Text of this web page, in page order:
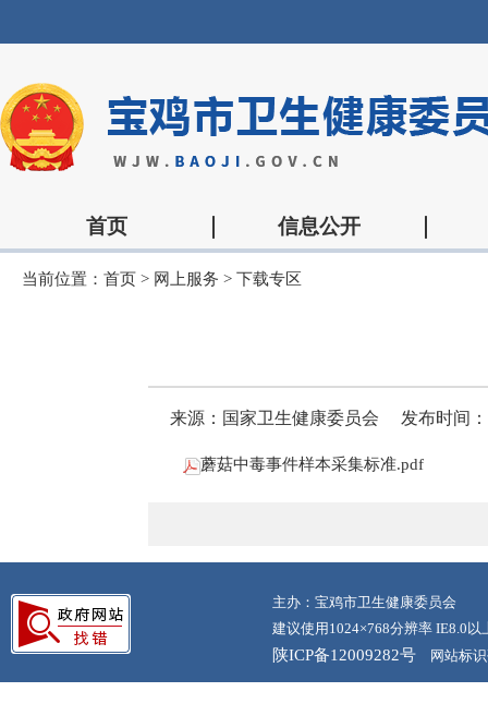
首页 信息公开
当前位置： 首页 > 网上服务 > 下载专区
来源：国家卫生健康委员会 发布时间
蘑菇中毒事件样本采集标准.pdf
主办：宝鸡市卫生健康委员会
建议使用1024×768分辨率 IE8.0以
陕ICP备12009282号 网站标